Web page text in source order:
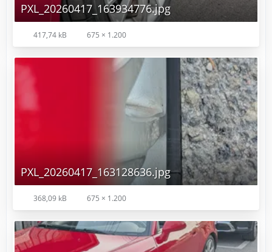
PXL_20260417_163934776.jpg
417,74 kB 675 × 1.200
PXL_20260417_163128636.jpg
368,09 kB 675 × 1.200